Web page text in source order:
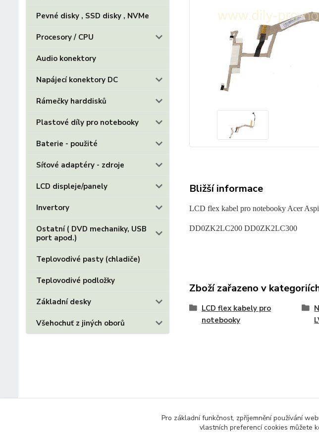
Pevné disky , SSD disky , NVMe
Procesory / CPU
Audio konektory
Napájecí konektory DC
Rámečky harddisků
Plastové díly pro notebooky
Baterie - použité
Síťové adaptéry - zdroje
LCD displeje/panely
Invertory
Ostatní ( DVD mechaniky, USB
port apod.)
Teplovodivé pasty (chladiče)
Teplovodivé podložky
Základní desky
Všehochuť z jiných oborů
Bližší informace
LCD flex kabel pro notebooky Acer
DD0ZK2LC200 DD0ZK2LC300
Zboží zařazeno v
LCD flex kabely pro
notebooky
Pro základní funkčnost, zpříjemnění používání
vlastních preferencí cookies můžete